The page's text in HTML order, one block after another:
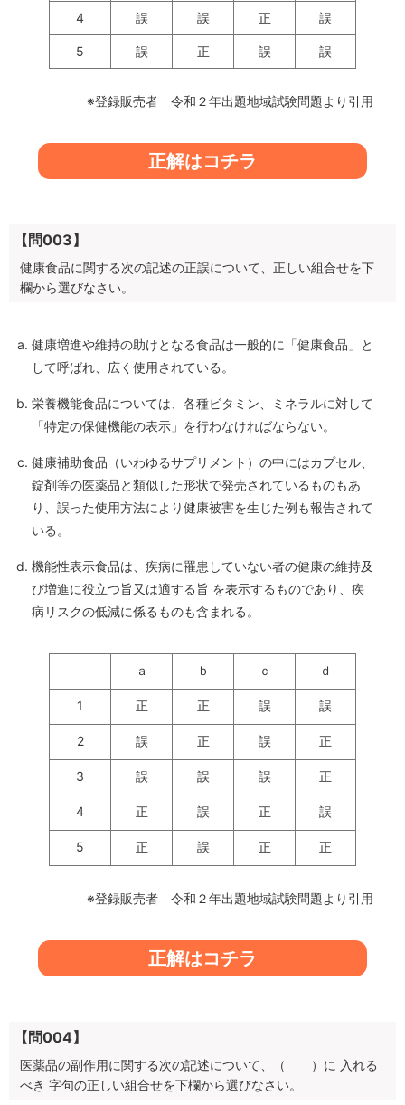
4 誤 誤 正 誤
5 誤 正 誤 誤
※登録販売者 令和２年出題地域試験問題より引用
正解はコチラ
【問003】
健康食品に関する次の記述の正誤について、正しい組合せを下
欄から選びなさい。
健康増進や維持の助けとなる食品は一般的に「健康食品」と
して呼ばれ、広く使用されている。
栄養機能食品については、各種ビタミン、ミネラルに対して
「特定の保健機能の表示」を行わなければならない。
健康補助食品（いわゆるサプリメント）の中にはカプセル、
錠剤等の医薬品と類似した形状で発売されているものもあ
り、誤った使用方法により健康被害を生じた例も報告されて
いる。
機能性表示食品は、疾病に罹患していない者の健康の維持及
び増進に役立つ旨又は適する旨 を表示するものであり、疾
病リスクの低減に係るものも含まれる。
ａ ｂ ｃ ｄ
1 正 正 誤 誤
2 誤 正 誤 正
3 誤 誤 誤 正
4 正 誤 正 誤
5 正 誤 正 正
※登録販売者 令和２年出題地域試験問題より引用
正解はコチラ
【問004】
医薬品の副作用に関する次の記述について、（ ）に 入れる
べき 字句の正しい組合せを下欄から選びなさい。